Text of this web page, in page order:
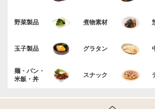
野菜製品 煮物素材
玉子製品 グラタン
麺・パン・
米飯・丼
スナック